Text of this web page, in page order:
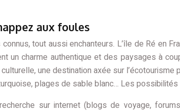
aux foules
tout aussi enchanteurs. L’île de Ré en
un charme authentique et des paysages à
une destination axée sur
plages de sable blanc… Les
sur internet (blogs de voyage,